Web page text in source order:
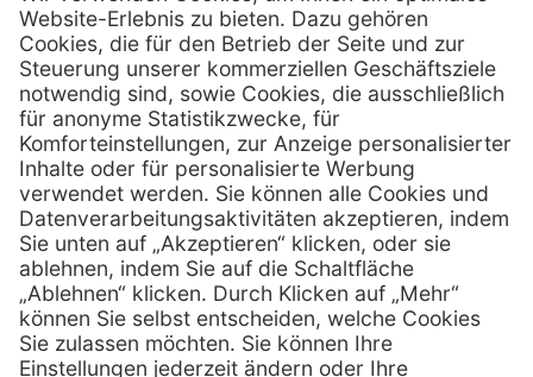
Henry Schein Medical GmbH
Alt-Moabit 96 b
D-10559 Berlin
Telefon: 0800 - 888 777 6
Telefax: 0800 - 888 777 8
E-Mail: info @ henryschein-med.de
Services
Fernwartung
Vorteile
Hilfe
FAQs
Kontakt